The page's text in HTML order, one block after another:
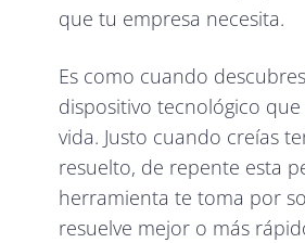
que tu empresa necesita.
Es como cuando
dispositivo tecnológico
vida. Justo cuando creías
resuelto, de repente esta
herramienta te toma por
resuelve mejor o más